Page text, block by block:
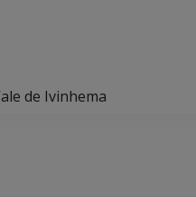
de Ivinhema